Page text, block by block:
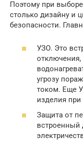
Поэтому при
столько дизайну и
безопасности.
УЗО. Это
отключения,
угрозу
током. Еще
изделия при
Защита от
встроенный